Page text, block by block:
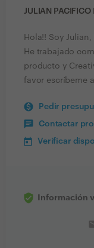
JULIAN
Hola!! Soy
He trabajado
producto y
favor escríbeme
Pedir
Contactar
Verificar
Información